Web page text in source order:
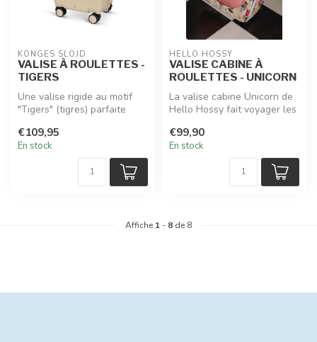
KONGES SLOJD
VALISE À ROULETTES -
TIGERS
Une valise rigide au motif
"Tigers" (tigres) parfaite
ses...
€109,95
En stock
HELLO HOSSY
VALISE CABINE À
ROULETTES - UNICORN
La valise cabine Unicorn de
Hello Hossy fait voyager les
€99,90
En stock
Affiche 1 - 8 de 8